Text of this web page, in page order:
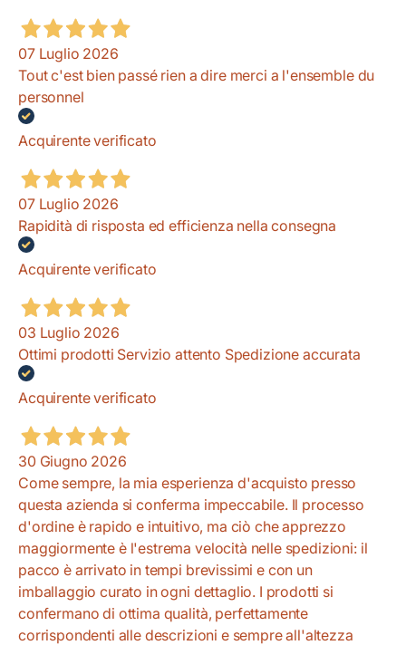
07 Luglio 2026
Tout c'est bien passé rien a dire merci a l'ensemble du
personnel
Acquirente verificato
07 Luglio 2026
Rapidità di risposta ed efficienza nella consegna
Acquirente verificato
03 Luglio 2026
Ottimi prodotti Servizio attento Spedizione accurata
Acquirente verificato
30 Giugno 2026
Come sempre, la mia esperienza d'acquisto presso
questa azienda si conferma impeccabile. Il processo
d'ordine è rapido e intuitivo, ma ciò che apprezzo
maggiormente è l'estrema velocità nelle spedizioni: il
pacco è arrivato in tempi brevissimi e con un
imballaggio curato in ogni dettaglio. I prodotti si
confermano di ottima qualità, perfettamente
corrispondenti alle descrizioni e sempre all'altezza